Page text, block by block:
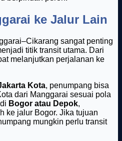
ke Jalur Lain
sangat penting
titik transit utama. Dari
melanjutkan perjalanan ke
Kota, penumpang bisa
dari Manggarai sesuai pola
Bogor atau Depok,
ke jalur Bogor. Jika tujuan
mungkin perlu transit